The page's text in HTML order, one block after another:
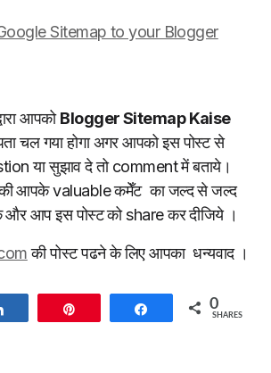
Sitemap to your Blogger
आपकोBlogger Sitemap Kaise
चल गया होगा अगर आपको इस पोस्ट से
या सुझाव दे तो comment में बताये।
की आपके valuable कमेँट का जल्द से जल्द
आप इस पोस्ट को share कर दीजिये ।
की पोस्ट पढने के लिए आपका धन्यवाद ।
0
SHARES